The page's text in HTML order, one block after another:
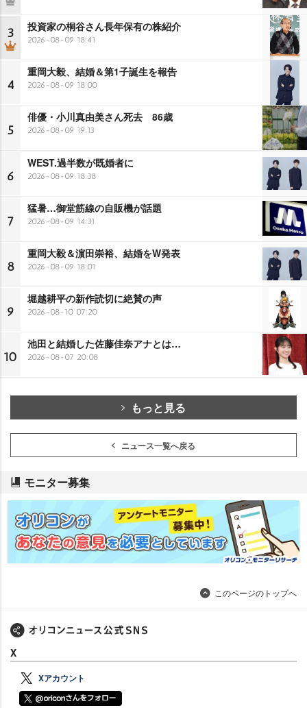
3 投資家の桐谷さん長年保有の株紹介
2026-08-09 18:41
4
重岡大毅、結婚＆第1子誕生を報告
2026-08-09 18:00
5
俳優・小川真由美さん死去 86歳
2026-08-09 19:13
6
WEST.過半数が既婚者に
2026-08-09 18:38
7
猛暑…御堂筋線の自販機が話題
2026-08-09 14:31
8
重岡大毅＆濵田崇裕、結婚をW発表
2026-08-09 18:01
9
堀越耕平の新作読切に絶賛の声
2026-08-10 07:20
10
池田と結婚した佐藤佳奈アナとは…
2026-08-07 20:08
もっと見る
ニュース一覧へ戻る
モニター募集
このページのトップへ
X
Xアカウント